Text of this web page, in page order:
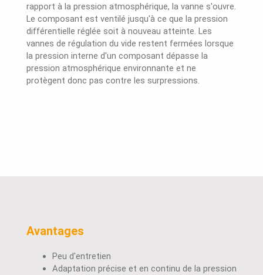
rapport à la pression atmosphérique, la vanne s'ouvre.
Le composant est ventilé jusqu'à ce que la pression
différentielle réglée soit à nouveau atteinte. Les
vannes de régulation du vide restent fermées lorsque
la pression interne d'un composant dépasse la
pression atmosphérique environnante et ne
protègent donc pas contre les surpressions.
Avantages
Peu d'entretien
Adaptation précise et en continu de la pression